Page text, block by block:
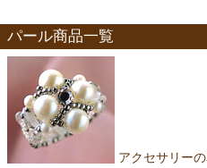
パール商品一覧
アクセサリー